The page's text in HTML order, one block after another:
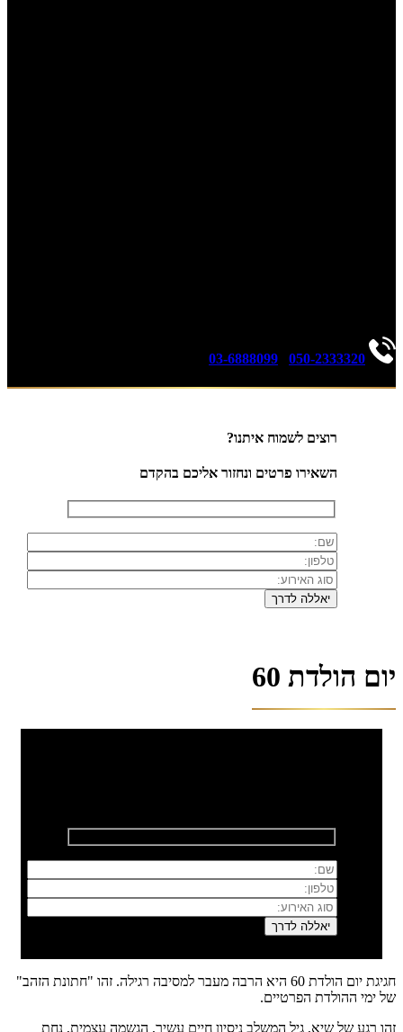
050-2333320
03-6888099
רוצים לשמוח איתנו?
השאירו פרטים ונחזור אליכם בהקדם
יום הולדת 60
חגיגת יום הולדת 60 היא הרבה מעבר למסיבה רגילה. זהו "חתונת הזהב"
של ימי ההולדת הפרטיים.
זהו רגע של שיא, גיל המשלב ניסיון חיים עשיר, הגשמה עצמית, נחת